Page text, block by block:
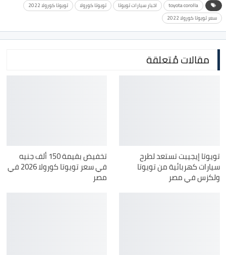
toyota corolla اخبار سيارات تويوتا تويوتا كورولا
تويوتا كورولا 2022
سعر تويوتا كورولا 2022
مقالات مُتعلقة
تويوتا إيجيبت تستعد لطرح
سيارات كهربائية من تويوتا
ولكزس في مصر
تخفيض بقيمة 150 ألف جنيه
في سعر تويوتا كورولا 2026 في
مصر